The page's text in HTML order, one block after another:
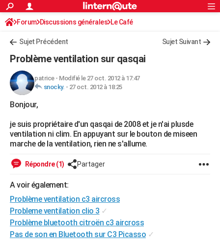
ACTUALITÉS
Politique
Société
Faits Divers
Education
Monde
Villes
+
FINANCE
Retraite
Impôts
Epargne
Immobilier
Risques naturels par ville
Banque
Assurance
Crédit
AUTO
Essais
Réserver un essai
Citadines
Berlines
SUV
Forum auto
+HIGH-TECH
Mobiles
Meilleur smartphone
Internet
Ordinateurs
Jeux vidéo
Guide high-tech
+BRICOLAGE
Forum
Aménagement intérieur
Extérieur
Cuisine
Salle de bains
Jardinage
Rangement
Guides de France
Escapades
Patrimoine
Expositions
Musées
Week-end nature
Art de vivre
Bien-être
Loisirs
Mode
Modes de vie
Alimentation
Guide de la santé
Maladies
Médicaments
Sommeil
VOYAGE
PHOTO
S'inscrire
Connexion
Forum Discussions générales Le Café
Sujet Précédent Sujet Suivant
Problème ventilation sur qasqai
patrice- Modifié le 27 oct. 2012 à 17:47
snocky. - 27 oct. 2012 à 18:25
Bonjour,
je suis propriétaire d'un qasqai de 2008 et je n'ai plusde
ventilation ni clim. En appuyant sur le bouton de miseen
marche de la ventilation, rien ne s'allume.
Répondre (1) Partager
A voir également:
Problème ventilation c3 aircross
Probleme ventilation clio 3 ✓
Problème bluetooth citroën c3 aircross
Pas de son en Bluetooth sur C3 Picasso ✓